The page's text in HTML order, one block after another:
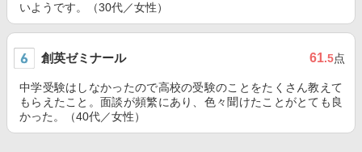
いようです。（30代／女性）
創英ゼミナール 61.5点
中学受験はしなかったので高校の受験のことをたくさん教えて
もらえたこと。面談が頻繁にあり、色々聞けたことがとても良
かった。（40代／女性）